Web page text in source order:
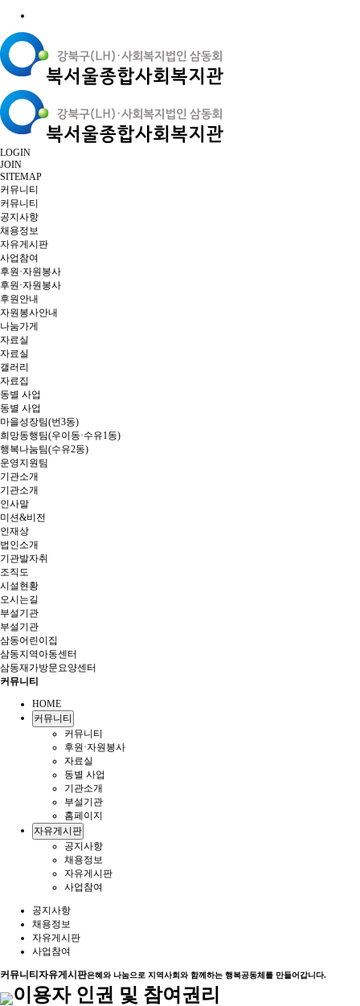
LOGIN
JOIN
SITEMAP
커뮤니티
커뮤니티
공지사항
채용정보
자유게시판
사업참여
후원·자원봉사
후원·자원봉사
후원안내
자원봉사안내
나눔가게
자료실
자료실
갤러리
자료집
동별 사업
동별 사업
마을성장팀(번3동)
희망동행팀(우이동·수유1동)
행복나눔팀(수유2동)
운영지원팀
기관소개
기관소개
인사말
미션&비전
인재상
법인소개
기관발자취
조직도
시설현황
오시는길
부설기관
부설기관
삼동어린이집
삼동지역아동센터
삼동재가방문요양센터
커뮤니티
HOME
커뮤니티
커뮤니티
후원·자원봉사
자료실
동별 사업
기관소개
부설기관
홈페이지
자유게시판
공지사항
채용정보
자유게시판
사업참여
공지사항
채용정보
자유게시판
사업참여
커뮤니티 자유게시판은혜와 나눔으로 지역사회와 함께하는 행복공동체를 만들어갑니다.
이용자 인권 및 참여권리